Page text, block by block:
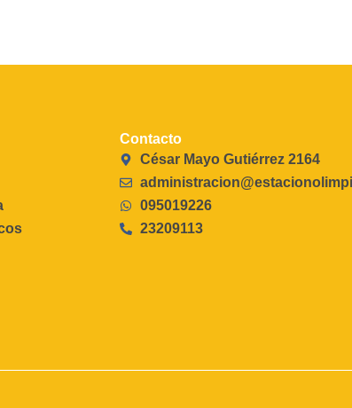
Contacto
César Mayo Gutiérrez 2164
095019226
23209113